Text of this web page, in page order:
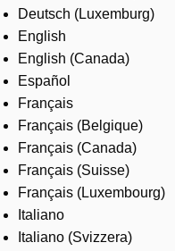
Contact us
Careers
Deutsch (Luxemburg)
English
English (Canada)
Español
Français
Français (Belgique)
Français (Canada)
Français (Suisse)
Français (Luxembourg)
Italiano
Italiano (Svizzera)